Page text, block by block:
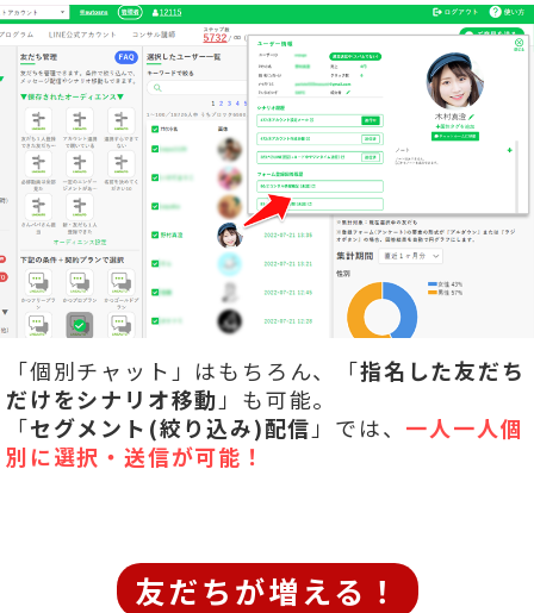
「個別チャット」はもちろん、「指名した友だち
だけをシナリオ移動 」も可能。
「セグメント(絞り込み)配信 」では、 一人一人個
別に選択・送信が可能！
友だちが増える！